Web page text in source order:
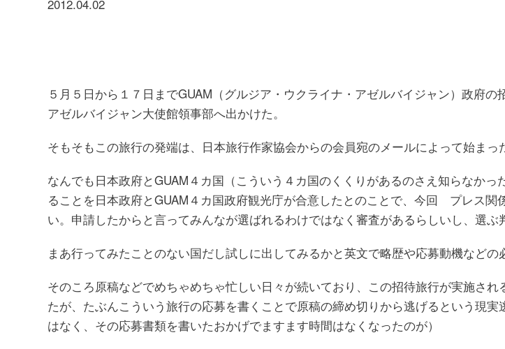
2012.04.02
５月５日から１７日までGUAM（グルジア・ウクライナ・アゼルバイジャン）政府
アゼルバイジャン大使館領事部へ出かけた。
そもそもこの旅行の発端は、日本旅行作家協会からの会員宛のメールによって始まっ
なんでも日本政府とGUAM４カ国（こういう４カ国のくくりがあるのさえ知らなか
ることを日本政府とGUAM４カ国政府観光庁が合意したとのことで、今回 プレス
い。申請したからと言ってみんなが選ばれるわけではなく審査があるらしいし、選ぶ
まあ行ってみたことのない国だし試しに出してみるかと英文で略歴や応募動機などの
そのころ原稿などでめちゃめちゃ忙しい日々が続いており、この招待旅行が実施さ
たが、たぶんこういう旅行の応募を書くことで原稿の締め切りから逃げるという現
はなく、その応募書類を書いたおかげでますます時間はなくなったのが）